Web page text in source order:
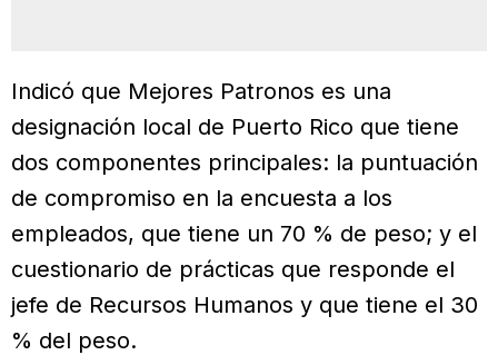
Indicó que Mejores Patronos es una
designación local de Puerto Rico que tiene
dos componentes principales: la puntuación
de compromiso en la encuesta a los
empleados, que tiene un 70 % de peso; y el
cuestionario de prácticas que responde el
jefe de Recursos Humanos y que tiene el 30
% del peso.